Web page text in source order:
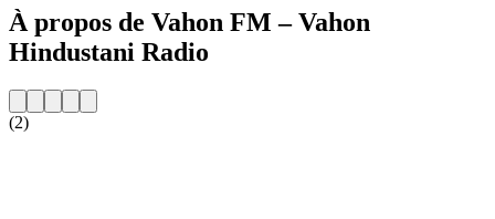
À propos de Vahon FM – Vahon
Hindustani Radio
(2)